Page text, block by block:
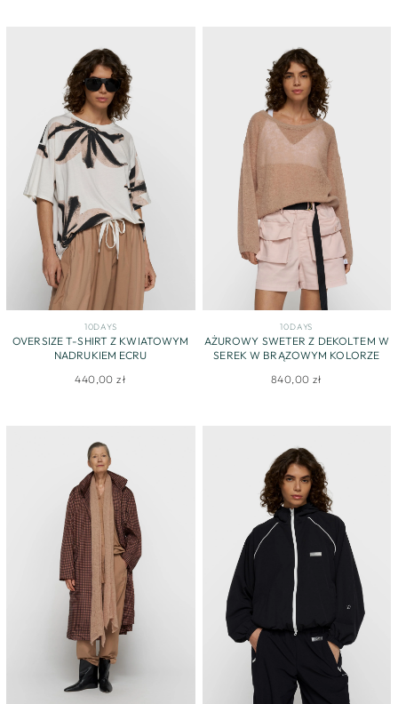
10DAYS
OVERSIZE T-SHIRT Z KWIATOWYM
NADRUKIEM ECRU
440,00 zł
10DAYS
AŻUROWY SWETER Z DEKOLTEM W
SEREK W BRĄZOWYM KOLORZE
840,00 zł